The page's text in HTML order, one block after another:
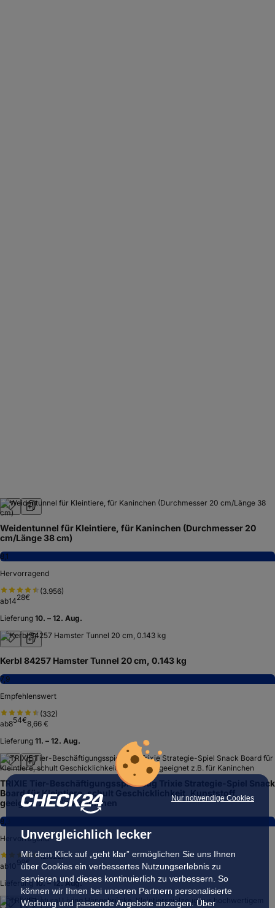
Nur notwendige Cookies
Unvergleichlich lecker
Mit dem Klick auf „geht klar” ermöglichen Sie uns Ihnen
über Cookies ein verbessertes Nutzungserlebnis zu
servieren und dieses kontinuierlich zu verbessern. So
können wir Ihnen bei unseren Partnern personalisierte
Werbung und passende Angebote anzeigen. Über
Weidentunnel für Kleintiere, für Kaninchen (Durchmesser 20
cm/Länge 38 cm)
8,1
Hervorragend
(3.956)
ab1428€
Lieferung 10. – 12. Aug.
Kerbl 84257 Hamster Tunnel 20 cm, 0.143 kg
7,9
Empfehlenswert
(332)
ab854€8,66 €
Lieferung 11. – 12. Aug.
TRIXIE Tier-Beschäftigungsspielzeug Trixie Strategie-Spiel Snack
Board für Kleintiere, schult Geschicklichkeit, Kunststoff,
geeignet z.B. für Kaninchen
8,3
Hervorragend
(2.622)
ab
98€
Lieferung 10. – 12. Aug.